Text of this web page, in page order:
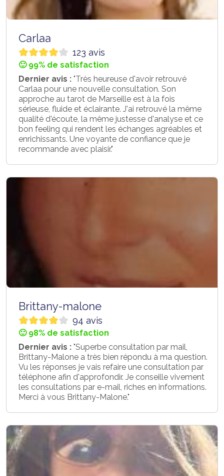
Carlaa
123 avis
🙂 99% de satisfaction
Dernier avis : "Très heureuse d'avoir retrouvé
Carlaa pour une nouvelle consultation. Son
approche au tarot de Marseille est à la fois
sérieuse, fluide et éclairante. J'ai retrouvé la même
qualité d'écoute, la même justesse d'analyse et ce
bon feeling qui rendent les échanges agréables et
enrichissants. Une voyante de confiance que je
recommande avec plaisir."
Brittany-malone
94 avis
🙂 98% de satisfaction
Dernier avis : "Superbe consultation par mail,
Brittany-Malone a très bien répondu à ma question.
Vu les réponses je vais refaire une consultation par
téléphone afin d'approfondir. Je conseille vivement
les consultations par e-mail, riches en informations.
Merci à vous Brittany-Malone."